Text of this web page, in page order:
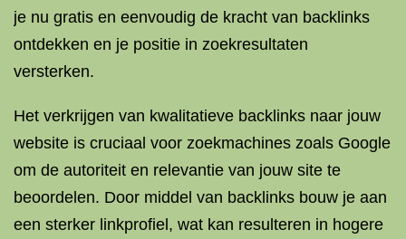
je nu gratis en eenvoudig de kracht van backlinks
ontdekken en je positie in zoekresultaten
versterken.
Het verkrijgen van kwalitatieve backlinks naar jouw
website is cruciaal voor zoekmachines zoals Google
om de autoriteit en relevantie van jouw site te
beoordelen. Door middel van backlinks bouw je aan
een sterker linkprofiel, wat kan resulteren in hogere